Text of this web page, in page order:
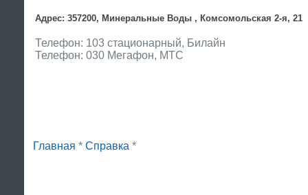
Адрес: 357200, Минеральные Воды , Комсомольская 2-я, 21
Телефон: 103 стационарный, Билайн
Телефон: 030 Мегафон, МТС
Главная * Справка *